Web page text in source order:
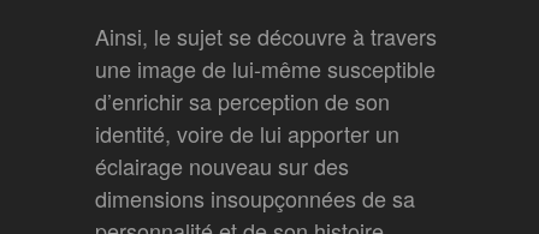
Ainsi, le sujet se découvre à travers
une image de lui-même susceptible
d’enrichir sa perception de son
identité, voire de lui apporter un
éclairage nouveau sur des
dimensions insoupçonnées de sa